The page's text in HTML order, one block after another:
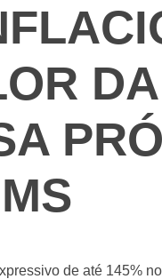
DA
de até 145%